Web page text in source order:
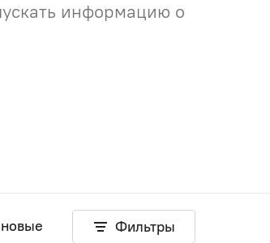
информацию о
Фильтры